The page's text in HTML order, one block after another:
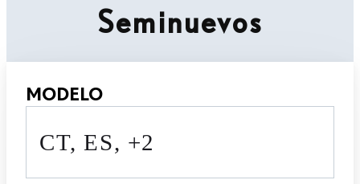
Seminuevos
MODELO
CT, ES, +2